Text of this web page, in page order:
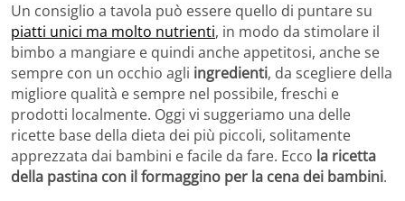
Un consiglio a tavola può essere quello di puntare su
piatti unici ma molto nutrienti, in modo da stimolare il
bimbo a mangiare e quindi anche appetitosi, anche se
sempre con un occhio agli ingredienti, da scegliere della
migliore qualità e sempre nel possibile, freschi e
prodotti localmente. Oggi vi suggeriamo una delle
ricette base della dieta dei più piccoli, solitamente
apprezzata dai bambini e facile da fare. Ecco la ricetta
della pastina con il formaggino per la cena dei bambini.